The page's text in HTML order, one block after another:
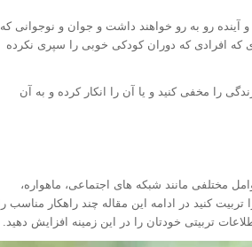
رو به رو خواهند داشت و جوان و نوجوانی که
افرادی که دوران کودکی خوبی را سپری نکرده
را مخفی کنید و یا آن را انکار کرده و به آن
مختلفی مانند شبکه های اجتماعی، ماهواره،
کنید در ادامه این مقاله چند راهکار مناسب را
تربیتی خودتان را در این زمینه افزایش دهید.